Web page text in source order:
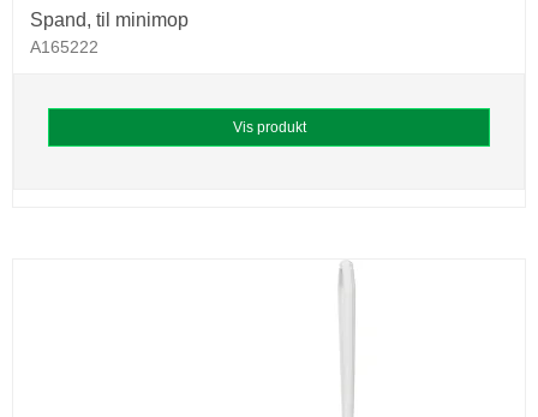
Spand, til minimop
A165222
Vis produkt